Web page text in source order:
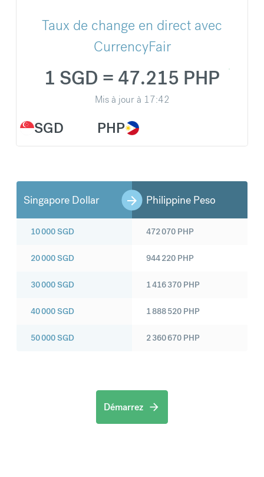
Taux de change en direct avec
CurrencyFair
SGD
1 SGD = 47.215 PHP
Mis à jour à 17:42
PHP
Singapore Dollar Philippine Peso
10 000SGD
20 000SGD
30 000SGD
40 000SGD
50 000SGD
472 070 PHP
944 220 PHP
1 416 370 PHP
1 888 520 PHP
2 360 670 PHP
Démarrez